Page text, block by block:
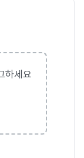
하세요